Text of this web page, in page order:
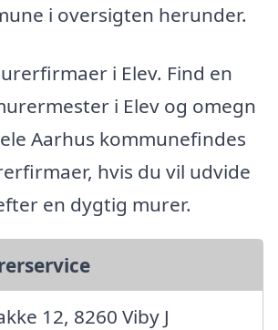
i oversigten herunder.
i Elev. Find en
i Elev og omegn
Aarhus kommunefindes
hvis du vil udvide
en dygtig murer.
12, 8260 Viby J